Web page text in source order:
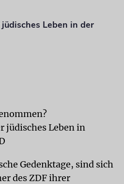
Leben in der
jüdisches Leben in
Gedenktage, sind sich
des ZDF ihrer